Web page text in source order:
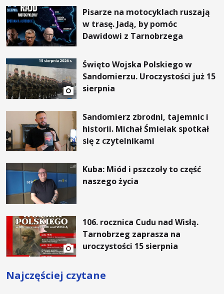
Pisarze na motocyklach ruszają
w trasę. Jadą, by pomóc
Dawidowi z Tarnobrzega
Święto Wojska Polskiego w
Sandomierzu. Uroczystości już 15
sierpnia
Sandomierz zbrodni, tajemnic i
historii. Michał Śmielak spotkał
się z czytelnikami
Kuba: Miód i pszczoły to część
naszego życia
106. rocznica Cudu nad Wisłą.
Tarnobrzeg zaprasza na
uroczystości 15 sierpnia
Najczęściej czytane